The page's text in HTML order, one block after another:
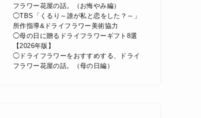
フラワー花屋の話。（お悔やみ編）
◯TBS「くるり～誰が私と恋をした？～」
所作指導&ドライフラワー美術協力
◯母の日に贈るドライフラワーギフト8選
【2026年版】
◯ドライフラワーをおすすめする、ドライ
フラワー花屋の話。（母の日編）